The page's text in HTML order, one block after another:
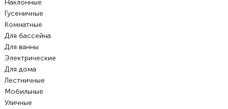
Наклонные
Гусеничные
Комнатные
Для бассейна
Для ванны
Электрические
Для дома
Лестничные
Мобильные
Уличные